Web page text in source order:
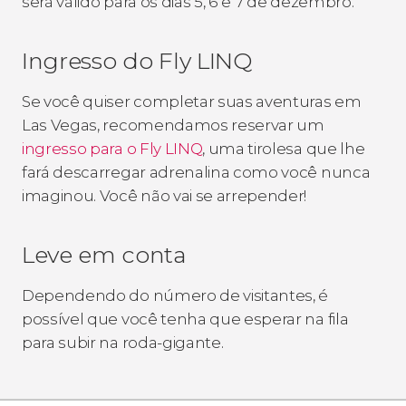
Ingresso do Fly LINQ
Se você quiser completar suas aventuras em
Las Vegas, recomendamos reservar um
ingresso para o Fly LINQ, uma tirolesa que lhe
fará descarregar adrenalina como você nunca
imaginou. Você não vai se arrepender!
Leve em conta
Dependendo do número de visitantes, é
possível que você tenha que esperar na fila
para subir na roda-gigante.